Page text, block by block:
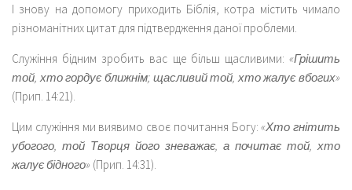
І знову на допомогу приходить Біблія, котра містить чимало
різноманітних цитат для підтвердження даної проблеми.
Служіння бідним зробить вас ще більш щасливими: «Грішить
той, хто гордує ближнім; щасливий той, хто жалує вбогих»
(Прип. 14:21).
Цим служіння ми виявимо своє почитання Богу:«Хто гнітить
убогого, той Творця його зневажає, а почитає той, хто
жалує бідного» (Прип. 14:31).